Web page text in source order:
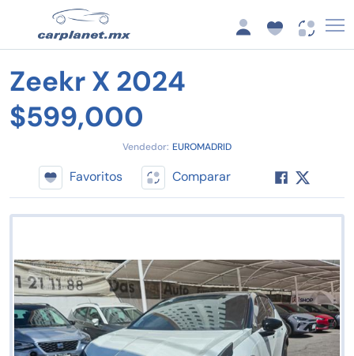
Zeekr X 2024
$599,000
Vendedor: EUROMADRID
Favoritos Comparar